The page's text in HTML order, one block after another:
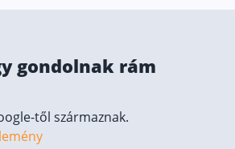
Magán egészségbiztosítás 💊
Egészségpénztár – Spórolj évi akár 150 ezer
Egészségbiztosítás kalkulátor
gondolnak rám
től származnak.